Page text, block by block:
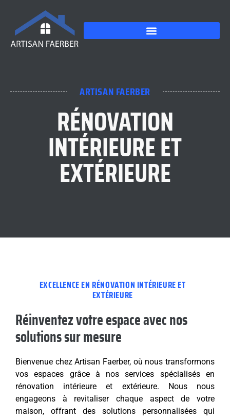
ARTISAN FAERBER
RÉNOVATION
INTÉRIEURE ET
EXTÉRIEURE
EXCELLENCE EN RÉNOVATION INTÉRIEURE ET
EXTÉRIEURE
Réinventez votre espace avec nos
solutions sur mesure
Bienvenue chez Artisan Faerber, où nous transformons
vos espaces grâce à nos services spécialisés en
rénovation intérieure et extérieure. Nous nous
engageons à revitaliser chaque aspect de votre
maison, offrant des solutions personnalisées qui